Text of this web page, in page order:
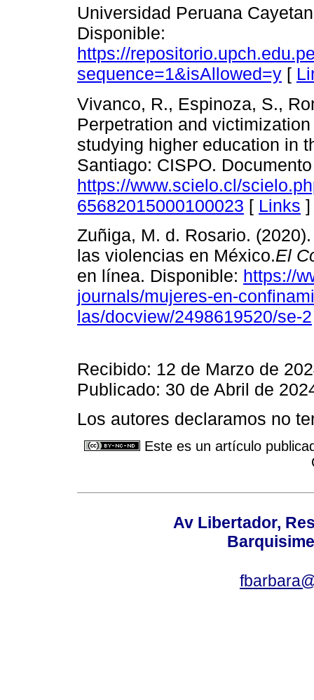
Universidad Peruana
Disponible:
https://
sequence=1&isAllowed=y [
Vivanco, R., Espinoza, S.,
Perpetration and
studying higher education in
Santiago: CISPO.
https://www.scielo.cl/
65682015000100023 [ Links ]
Zuñiga, M. d. Rosario.
las violencias en México.El
en línea. Disponible: https://
journals/mujeres-en-
las/docview/2498619520/se-2
Recibido: 12 de Marzo de
Publicado: 30 de Abril de
Los autores declaramos no
Este es un artículo
Av Libertador,